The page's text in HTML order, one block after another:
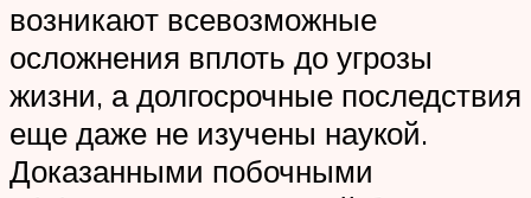
возникают всевозможные
осложнения вплоть до угрозы
жизни, а долгосрочные последствия
еще даже не изучены наукой.
Доказанными побочными